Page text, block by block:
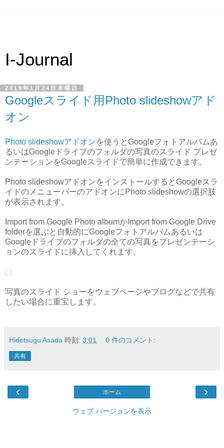
I-Journal
2019年1月24日木曜日
Googleスライド用Photo slideshowアド
オン
Photo slideshowアドオンを使うとGoogleフォトアルバムあ
るいはGoogleドライブのフォルダの写真のスライド プレゼ
ンテーションをGoogleスライドで簡単に作成できます。
Photo slideshowアドオンをインストールするとGoogleスラ
イドのメニューバーのアドオンにPhoto slideshowの選択肢
が表示されます。
Import from Google Photo albumかImport from Google Drive
folderを選ぶと自動的にGoogleフォトアルバムあるいは
Googleドライブのフォルダの全ての写真をプレゼンテーシ
ョンのスライドに挿入してくれます。
写真のスライド ショーをウェブページやブログなどで共有
したい場合に重宝します。
Hidetsugu Asada 時刻: 3:01 0 件のコメント:
共有
‹ ›
ホーム
ウェブ バージョンを表示